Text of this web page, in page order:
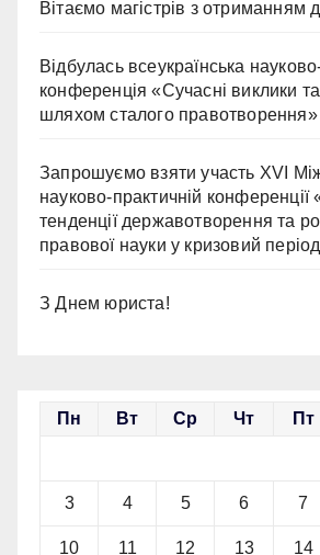
Вітаємо магістрів з отриманням
Відбулась всеукраїнська
конференція «Сучасні виклики
шляхом сталого правотворення»
Запрошуємо взяти участь ХVІ
науково-практичній конференції
тенденції державотворення та
правової науки у кризовий
З Днем юриста!
Пн Вт Ср Чт Пт
3 4 5 6 7
10 11 12 13 14